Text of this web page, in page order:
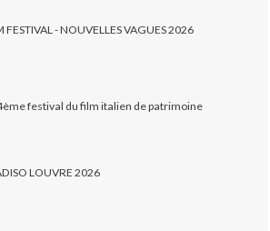
FESTIVAL - NOUVELLES VAGUES 2026
festival du film italien de patrimoine
LOUVRE 2026